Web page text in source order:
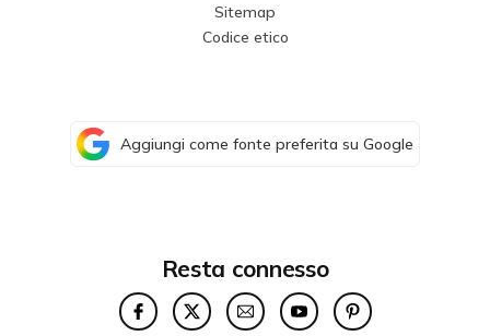
Sitemap
Codice etico
Aggiungi come fonte preferita su Google
Resta connesso